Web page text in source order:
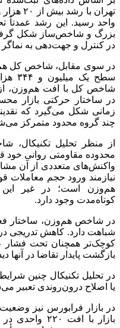
واحد رسید. این رشد عمدتاً
بزرگ و شاخص‌ساز شکل
در کنترل و جهت‌دهی به نماگر
سطح
شاخص کل با افت هم‌وزن، از
در ساختار حرکتی بازار
زمانی شکل می‌گیرد که
چند گروه محدود متمرکز
از منظر تحلیل
محدوده مقاومتی روانی خود
واکنش‌های متعددی از آن
نیازمند ورود حجم
هم‌وزن است؛ در غیر این
کوتاه‌مدت وجود دارد.
در شاخص هم‌وزن، ساختار
شباهت دارد. کاهش تدریجی
کوچک‌تر همچنان تحت فشار
بازگشت پایدار تقاضا در آنها
در تحلیل تکنیکال چنین
یا اصلاح درون‌روندی تعبیر
در بازار فرابورس نیز